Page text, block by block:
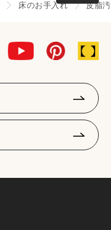
床のお手入れ 皮脂